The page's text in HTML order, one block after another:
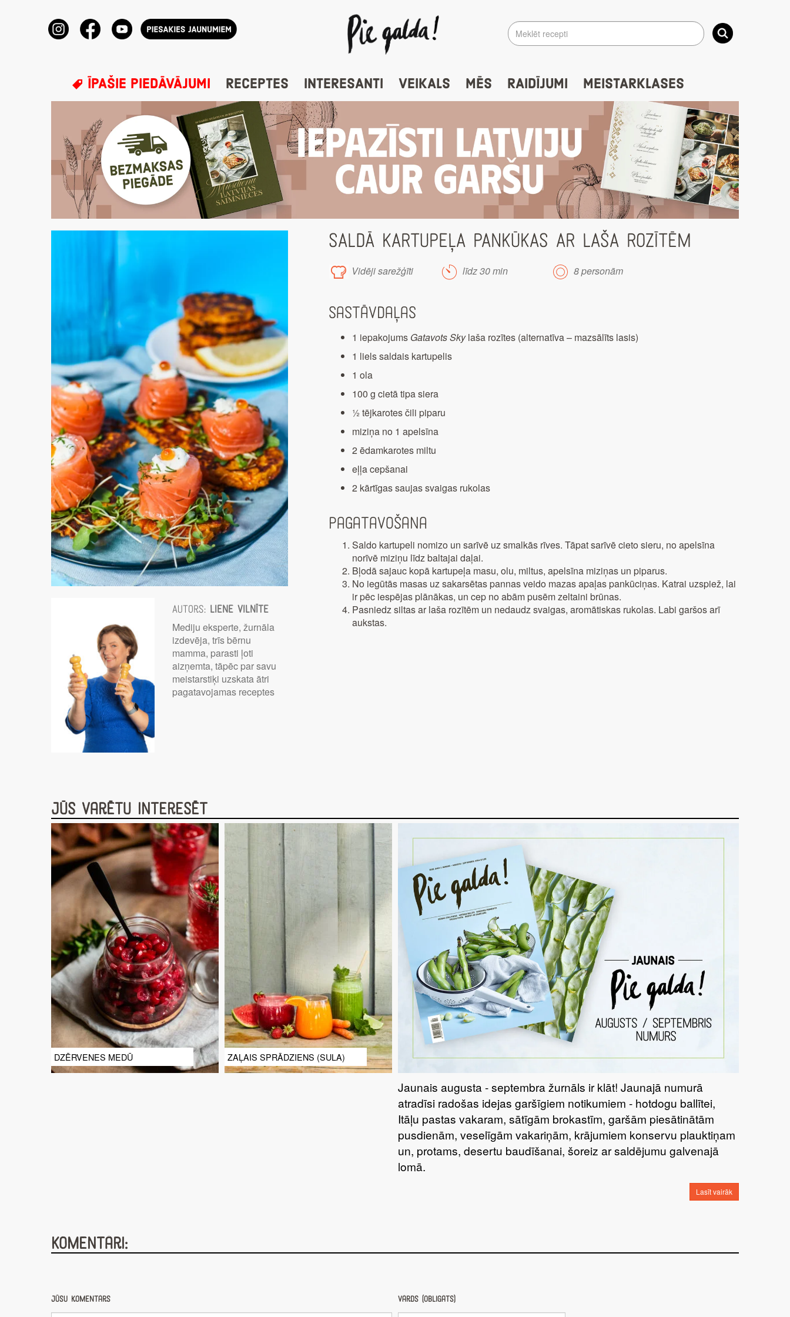
ĪPAŠIE PIEDĀVĀJUMI RECEPTES INTERESANTI VEIKALS MĒS RAIDĪJUMI MEISTARKLASES
Autors: Liene Vilnīte
Mediju eksperte, žurnāla
izdevēja, trīs bērnu
mamma, parasti ļoti
aizņemta, tāpēc par savu
meistarstiķi uzskata ātri
pagatavojamas receptes
SALDĀ KARTUPEĻA PANKŪKAS AR LAŠA ROZĪTĒM
Vidēji sarežģīti līdz 30 min 8 personām
Sastāvdaļas
1 iepakojums Gatavots Skylaša rozītes (alternatīva – mazsālīts lasis)
1 liels saldais kartupelis
1 ola
100 g cietā tipa siera
½ tējkarotes čili piparu
miziņa no 1 apelsīna
2 ēdamkarotes miltu
eļļa cepšanai
2 kārtīgas saujas svaigas rukolas
Pagatavošana
Saldo kartupeli nomizo un sarīvē uz smalkās rīves. Tāpat sarīvē cieto sieru, no apelsīna
norīvē miziņu līdz baltajai daļai.
Bļodā sajauc kopā kartupeļa masu, olu, miltus, apelsīna miziņas un piparus.
No iegūtās masas uz sakarsētas pannas veido mazas apaļas pankūciņas. Katrai uzspiež, lai
ir pēc iespējas plānākas, un cep no abām pusēm zeltaini brūnas.
Pasniedz siltas ar laša rozītēm un nedaudz svaigas, aromātiskas rukolas. Labi garšos arī
aukstas.
Jūs varētu interesēt
DZĒRVENES MEDŪ ZAĻAIS SPRĀDZIENS (SULA)
Jaunais augusta - septembra žurnāls ir klāt! Jaunajā numurā
atradīsi radošas idejas garšīgiem notikumiem - hotdogu ballītei,
Itāļu pastas vakaram, sātīgām brokastīm, garšām piesātinātām
pusdienām, veselīgām vakariņām, krājumiem konservu plauktiņam
un, protams, desertu baudīšanai, šoreiz ar saldējumu galvenajā
lomā.
Lasīt vairāk
Komentāri:
Jūsu komentārs Vārds (obligāts)